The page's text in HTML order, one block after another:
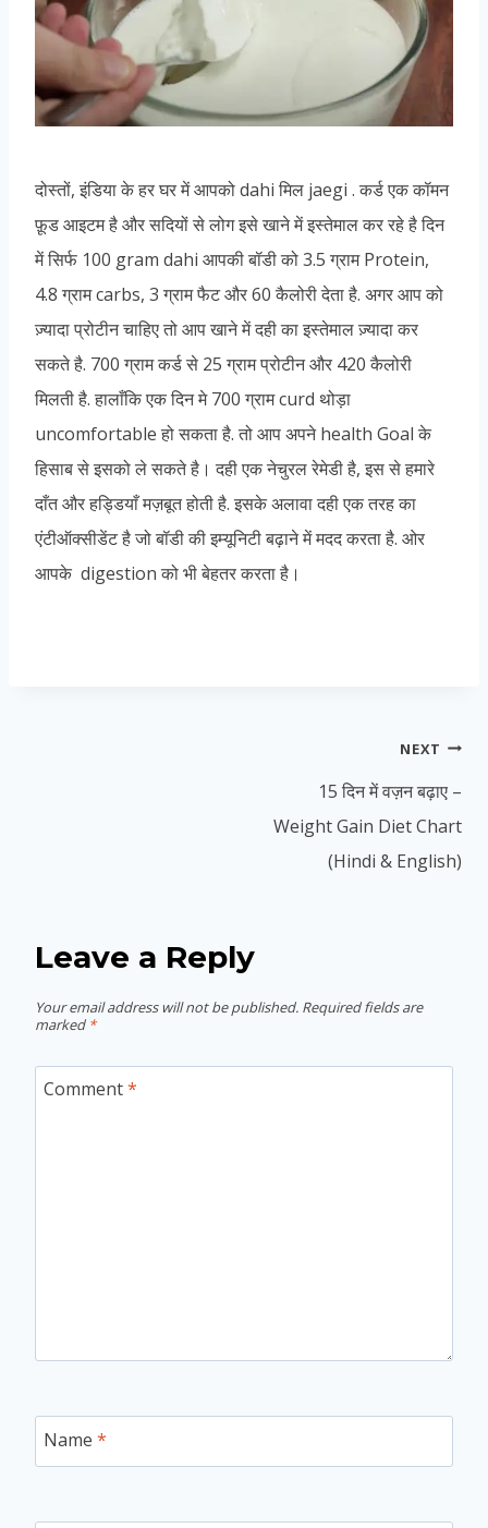
दोस्तों, इंडिया के हर घर में आपको dahi मिल jaegi . कर्ड एक कॉमन
फ़ूड आइटम है और सदियों से लोग इसे खाने में इस्तेमाल कर रहे है दिन
में सिर्फ 100 gram dahi आपकी बॉडी को 3.5 ग्राम Protein,
4.8 ग्राम carbs, 3 ग्राम फैट और 60 कैलोरी देता है. अगर आप को
ज़्यादा प्रोटीन चाहिए तो आप खाने में दही का इस्तेमाल ज़्यादा कर
सकते है. 700 ग्राम कर्ड से 25 ग्राम प्रोटीन और 420 कैलोरी
मिलती है. हालाँकि एक दिन मे 700 ग्राम curd थोड़ा
uncomfortable हो सकता है. तो आप अपने health Goal के
हिसाब से इसको ले सकते है। दही एक नेचुरल रेमेडी है, इस से हमारे
दाँत और हड्डियाँ मज़बूत होती है. इसके अलावा दही एक तरह का
एंटीऑक्सीडेंट है जो बॉडी की इम्यूनिटी बढ़ाने में मदद करता है. ओर
आपके digestion को भी बेहतर करता है।
NEXT
15 दिन में वज़न बढ़ाए –
Weight Gain Diet Chart
(Hindi & English)
Leave a Reply
Your email address will not be published. Required fields are
marked *
Comment*
Name *